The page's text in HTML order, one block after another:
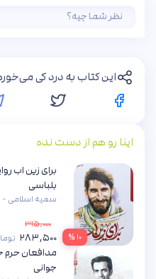
این کتاب به درد کی
اینا رو هم از دست نده
۱۰ %
برای زین اب
بلباسی
سمیه اسلامی -
۳۱۵,۰۰۰
۲۸۳,۵۰۰
مدافعان
جوانی